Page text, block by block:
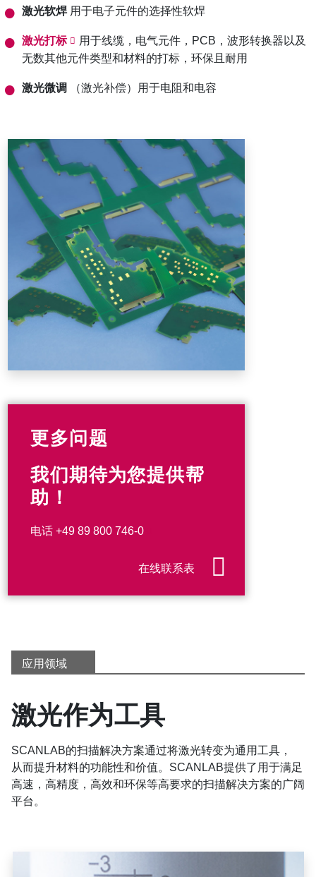
激光软焊 用于电子元件的选择性软焊
激光打标
用于线缆，电气元件，PCB，波形转换器以及
无数其他元件类型和材料的打标，环保且耐用
激光微调 （激光补偿）用于电阻和电容
更多问题
我们期待为您提供帮
助！
电话+49 89 800 746-0
在线联系表
应用领域
激光作为工具
SCANLAB的扫描解决方案通过将激光转变为通用工具，
从而提升材料的功能性和价值。SCANLAB提供了用于满足
高速，高精度，高效和环保等高要求的扫描解决方案的广阔
平台。